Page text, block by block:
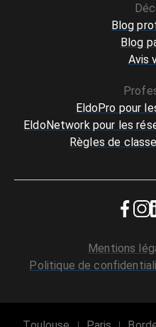
Blog
Blog
Avis
EldoPro pour
EldoNetwork pour les
Règles de
Mentions
Politique de